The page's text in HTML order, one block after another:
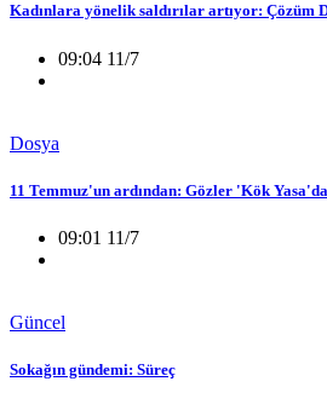
Kadınlara yönelik saldırılar artıyor: Çözüm
09:04 11/7
Dosya
11 Temmuz'un ardından: Gözler 'Kök
09:01 11/7
Güncel
Sokağın gündemi: Süreç